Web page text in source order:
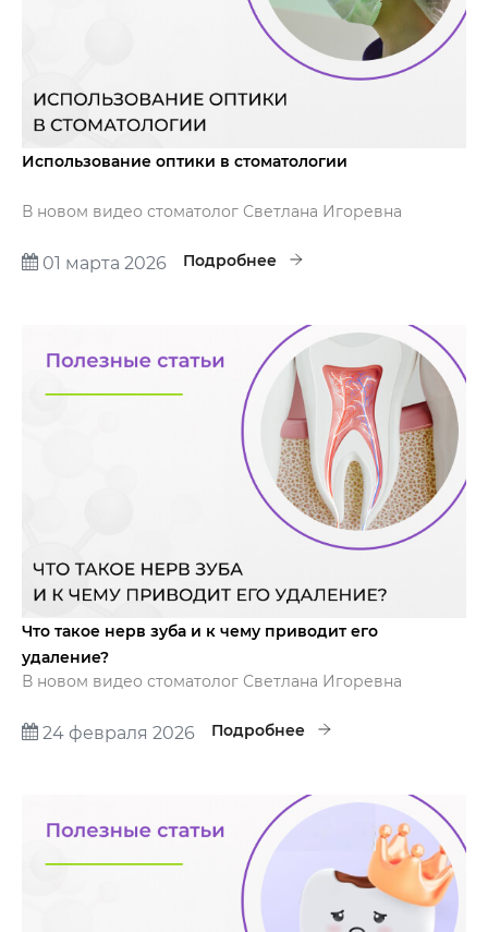
Использование оптики в стоматологии
В новом видео стоматолог Светлана Игоревна
использования оптических систем в современной
01 марта 2026 Подробнее
Что такое нерв зуба и к чему приводит его
удаление?
В новом видео стоматолог Светлана Игоревна
нужен нерв, почему возникает пульпит и как его
24 февраля 2026 Подробнее